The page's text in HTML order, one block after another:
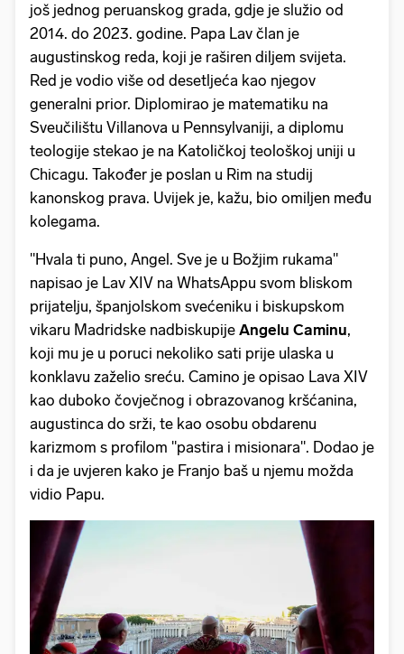
još jednog peruanskog grada, gdje je služio od
2014. do 2023. godine. Papa Lav član je
augustinskog reda, koji je raširen diljem svijeta.
Red je vodio više od desetljeća kao njegov
generalni prior. Diplomirao je matematiku na
Sveučilištu Villanova u Pennsylvaniji, a diplomu
teologije stekao je na Katoličkoj teološkoj uniji u
Chicagu. Također je poslan u Rim na studij
kanonskog prava. Uvijek je, kažu, bio omiljen među
kolegama.
"Hvala ti puno, Angel. Sve je u Božjim rukama"
napisao je Lav XIV na WhatsAppu svom bliskom
prijatelju, španjolskom svećeniku i biskupskom
vikaru Madridske nadbiskupije Angelu Caminu,
koji mu je u poruci nekoliko sati prije ulaska u
konklavu zaželio sreću. Camino je opisao Lava XIV
kao duboko čovječnog i obrazovanog kršćanina,
augustinca do srži, te kao osobu obdarenu
karizmom s profilom "pastira i misionara". Dodao je
i da je uvjeren kako je Franjo baš u njemu možda
vidio Papu.